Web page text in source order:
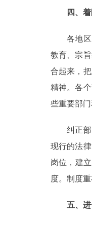
四、
各地区、
教育、宗
合起来，
精神。各
些重要部
纠正部门
现行的法
岗位，建
度。制度
五、